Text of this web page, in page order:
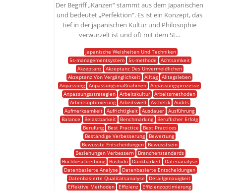
Der Begriff „Kanzen“ stammt aus dem Japanischen
und bedeutet „Perfektion“. Es ist ein Konzept, das
tief in der japanischen Kultur und Philosophie
verwurzelt ist und oft mit dem St...
Japanische Weisheiten Und Techniken
5s-managementsystem
5s-methode
Achtsamkeit
Akzeptanz
Akzeptanz Des Unvermeidlichen
Akzeptanz Von Vergänglichkeit Alltag Alltagsleben
Anpassung Anpassungsmaßnahmen Anpassungsprozesse
Anpassungsstrategien Arbeitskultur Arbeitsmethoden
Arbeitsoptimierung Arbeitswelt Ästhetik Audits
Aufmerksamkeit Aufrichtigkeit Ausdauer Ausführung
Balance
Belastbarkeit Benchmarking
Beruflicher Erfolg
Berufung
Best Practice
Best Practices
Beständige Verbesserung
Bewertung
Bewusste Entscheidungen
Bewusstsein
Beziehungen Verbessern
Branchenstandards
Buchbeschreibung
Bushido Dankbarkeit
Datenanalyse
Datenbasierte Analyse
Datenbasierte Entscheidungen
Datenbasierte Qualitätsanalyse
Detailgenauigkeit
Effektive Methoden
Effizienz
Effizienzoptimierung